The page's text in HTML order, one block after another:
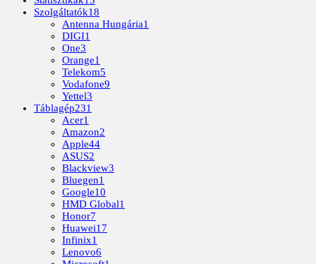
Szolgáltatók18
Antenna Hungária1
DIGI1
One3
Orange1
Telekom5
Vodafone9
Yettel3
Táblagép231
Acer1
Amazon2
Apple44
ASUS2
Blackview3
Bluegen1
Google10
HMD Global1
Honor7
Huawei17
Infinix1
Lenovo6